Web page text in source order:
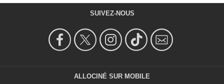
SUIVEZ-NOUS
ALLOCINÉ SUR MOBILE